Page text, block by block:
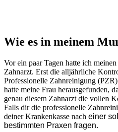
Wie es in meinem
Vor ein paar Tagen hatte ich
Zahnarzt. Erst die alljährliche
Professionelle Zahnreinigung
hatte meine Frau herausgefunden,
genau diesem Zahnarzt die vollen
Falls dir die professionelle
deiner Krankenkasse nach einer
bestimmten Praxen fragen.